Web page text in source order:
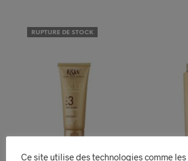
RUPTURE DE STOCK
Ce site utilise des technologies comme